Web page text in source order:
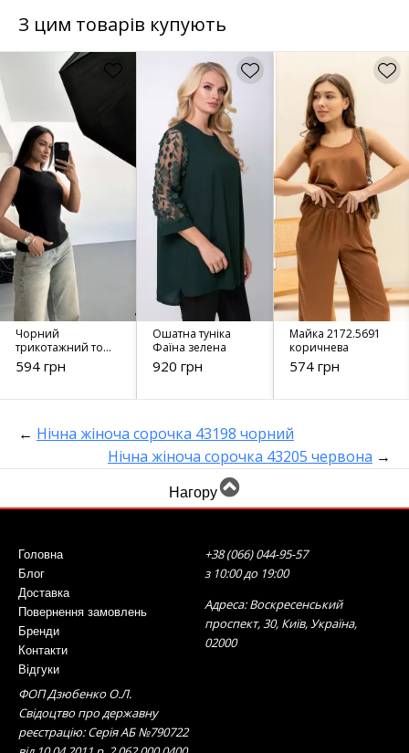
З цим товарів купують
Чорний
трикотажний топ
№8
594 грн
Ошатна туніка
Фаїна зелена
920 грн
Майка 2172.5691
коричнева
574 грн
← Нічна жіноча сорочка 43198 чорний
Нічна жіноча сорочка 43205 червона →
Нагору
Головна
Блог
Доставка
Повернення замовлень
Бренди
Контакти
Відгуки
+38 (066) 044-95-57
з 10:00 до 19:00
Адреса: Воскресенський
проспект, 30, Київ, Україна,
02000
ФОП Дзюбенко О.Л.
Свідоцтво про державну
реєстрацію: Серія АБ №790722